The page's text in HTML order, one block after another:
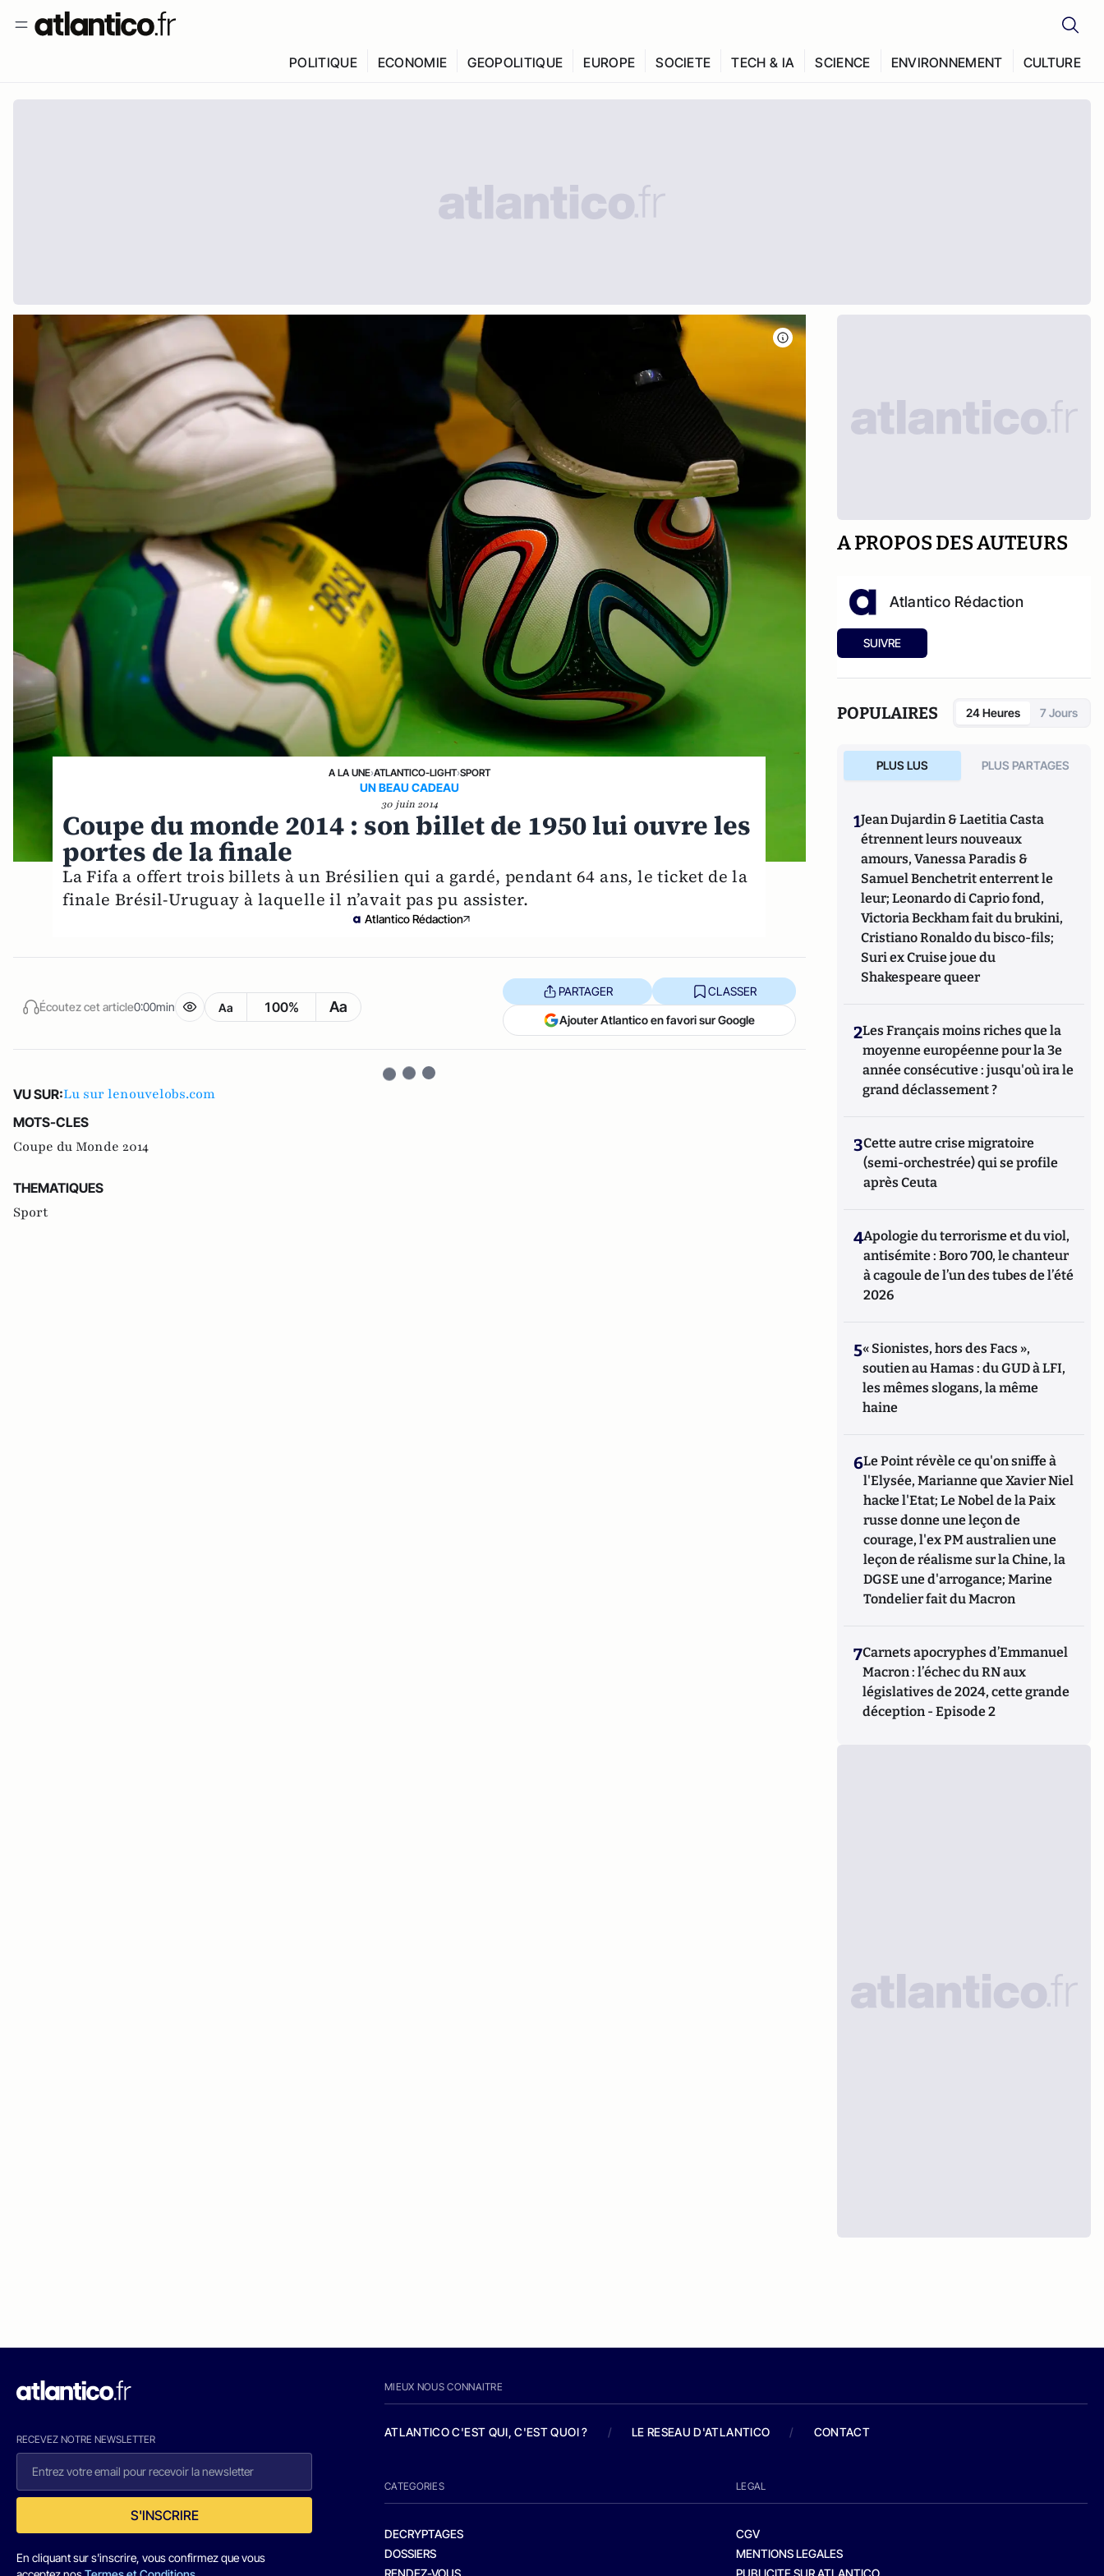
POLITIQUE ECONOMIE GEOPOLITIQUE EUROPE SOCIETE TECH & IA SCIENCE ENVIRONNEMENT CULTURE
A LA UNE›ATLANTICO-LIGHT›SPORT
UN BEAU CADEAU
30 juin 2014
Coupe du monde 2014 : son billet de 1950 lui ouvre les
portes de la finale
La Fifa a offert trois billets à un Brésilien qui a gardé, pendant 64 ans, le ticket de la
finale Brésil-Uruguay à laquelle il n’avait pas pu assister.
Atlantico Rédaction
Écoutez cet article0:00min Aa 100% Aa
PARTAGER CLASSER
Ajouter Atlantico en favori sur Google
VU SUR:Lu sur lenouvelobs.com
MOTS-CLES
Coupe du Monde 2014
THEMATIQUES
Sport
A PROPOS DES AUTEURS
Atlantico Rédaction
SUIVRE
POPULAIRES 24 Heures 7 Jours
PLUS LUS PLUS PARTAGES
1Jean Dujardin & Laetitia Casta
étrennent leurs nouveaux
amours, Vanessa Paradis &
Samuel Benchetrit enterrent le
leur; Leonardo di Caprio fond,
Victoria Beckham fait du brukini,
Cristiano Ronaldo du bisco-fils;
Suri ex Cruise joue du
Shakespeare queer
2Les Français moins riches que la
moyenne européenne pour la 3e
année consécutive : jusqu'où ira le
grand déclassement ?
3Cette autre crise migratoire
(semi-orchestrée) qui se profile
après Ceuta
4Apologie du terrorisme et du viol,
antisémite : Boro 700, le chanteur
à cagoule de l’un des tubes de l’été
2026
5« Sionistes, hors des Facs »,
soutien au Hamas : du GUD à LFI,
les mêmes slogans, la même
haine
6Le Point révèle ce qu'on sniffe à
l'Elysée, Marianne que Xavier Niel
hacke l'Etat; Le Nobel de la Paix
russe donne une leçon de
courage, l'ex PM australien une
leçon de réalisme sur la Chine, la
DGSE une d'arrogance; Marine
Tondelier fait du Macron
7Carnets apocryphes d’Emmanuel
Macron : l’échec du RN aux
législatives de 2024, cette grande
déception - Episode 2
RECEVEZ NOTRE NEWSLETTER
S'INSCRIRE
En cliquant sur s'inscrire, vous confirmez que vous
MIEUX NOUS CONNAITRE
ATLANTICO C'EST QUI, C'EST QUOI ? / LE RESEAU D'ATLANTICO / CONTACT
CATEGORIES
DECRYPTAGES
DOSSIERS
RENDEZ-VOUS
LEGAL
CGV
MENTIONS LEGALES
PUBLICITE SUR ATLANTICO